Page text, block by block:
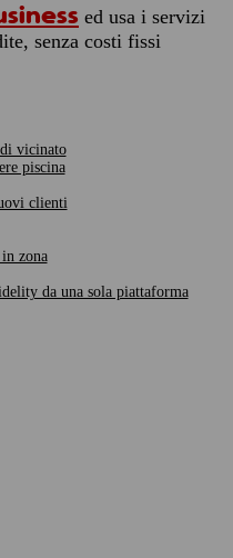
ed usa i servizi
senza costi fissi
vicinato
piscina
clienti
zona
da una sola piattaforma